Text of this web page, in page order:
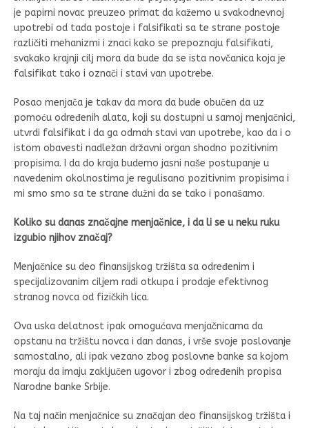
je papirni novac preuzeo primat da kažemo u svakodnevnoj
upotrebi od tada postoje i falsifikati sa te strane postoje
različiti mehanizmi i znaci kako se prepoznaju falsifikati,
svakako krajnji cilj mora da bude da se ista novčanica koja je
falsifikat tako i označi i stavi van upotrebe.
Posao menjača je takav da mora da bude obučen da uz
pomoću određenih alata, koji su dostupni u samoj menjačnici,
utvrdi falsifikat i da ga odmah stavi van upotrebe, kao da i o
istom obavesti nadležan državni organ shodno pozitivnim
propisima. I da do kraja budemo jasni naše postupanje u
navedenim okolnostima je regulisano pozitivnim propisima i
mi smo smo sa te strane dužni da se tako i ponašamo.
Koliko su danas značajne menjačnice, i da li se u neku ruku
izgubio njihov značaj?
Menjačnice su deo finansijskog tržišta sa određenim i
specijalizovanim ciljem radi otkupa i prodaje efektivnog
stranog novca od fizičkih lica.
Ova uska delatnost ipak omogućava menjačnicama da
opstanu na tržištu novca i dan danas, i vrše svoje poslovanje
samostalno, ali ipak vezano zbog poslovne banke sa kojom
moraju da imaju zaključen ugovor i zbog određenih propisa
Narodne banke Srbije.
Na taj način menjačnice su značajan deo finansijskog tržišta i